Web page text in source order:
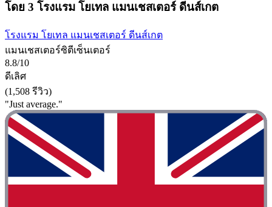
โดย 3 โรงแรม โยเทล แมนเชสเตอร์ ดีนส์เกต
โรงแรม โยเทล แมนเชสเตอร์ ดีนส์เกต
แมนเชสเตอร์ซิตีเซ็นเตอร์
8.8/10
ดีเลิศ
(1,508 รีวิว)
"Just average."